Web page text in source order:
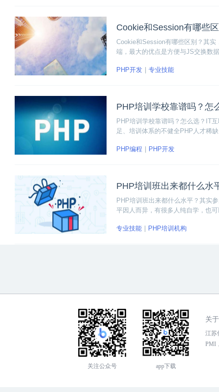
Cookie和Session有哪些
Cookie和Session有哪些区别？其
端，最大的优点是方便与JS交换数
识一下Cookie和Session。
PHP开发 专业技能
PHP培训学校靠谱吗？怎
PHP培训学校靠谱吗？怎么选？IT
足、培训体系的不健全PHP人才稀
PHP编程
PHP开发
PHP培训班出来都什么水
PHP培训班出来都什么水平？其实
平因人而异，有很多人纯自学，也
专业技能 PHP培训机构
关注公众号 app下载
关
江苏
PMI